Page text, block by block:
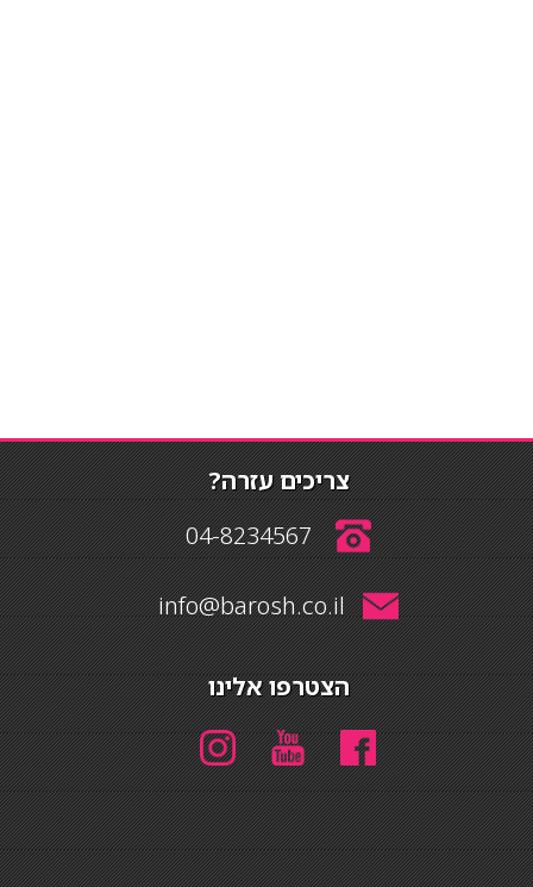
צריכים עזרה?
04-8234567
info@barosh.co.il
הצטרפו אלינו